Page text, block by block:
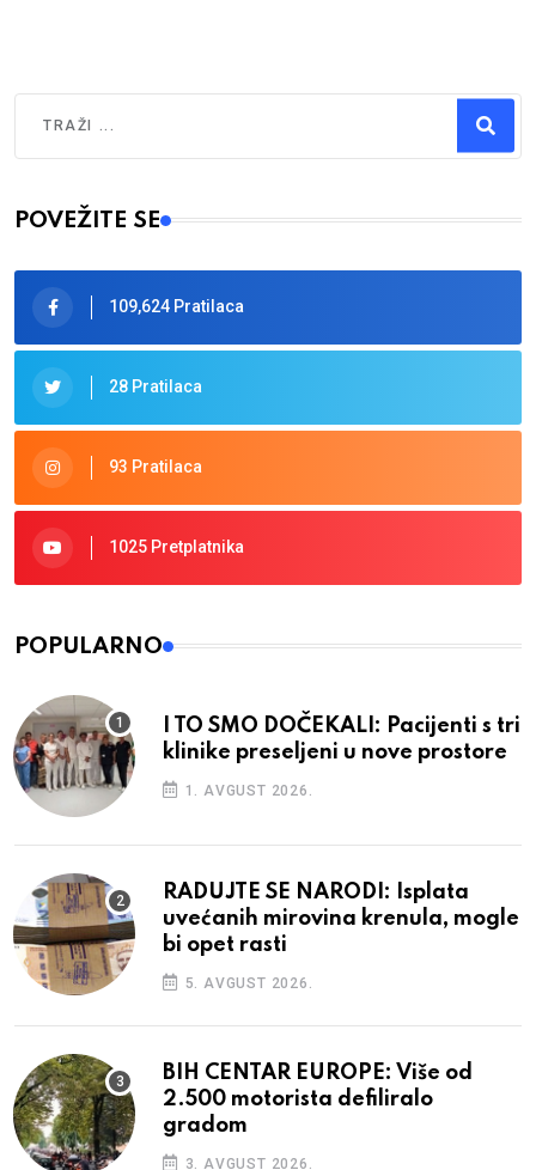
Type 2 or more characters for results.
POVEŽITE SE
109,624 Pratilaca
28 Pratilaca
93 Pratilaca
1025 Pretplatnika
POPULARNO
I TO SMO DOČEKALI: Pacijenti s tri
klinike preseljeni u nove prostore
1. AVGUST 2026.
RADUJTE SE NARODI: Isplata
uvećanih mirovina krenula, mogle
bi opet rasti
5. AVGUST 2026.
BIH CENTAR EUROPE: Više od
2.500 motorista defiliralo
gradom
3. AVGUST 2026.